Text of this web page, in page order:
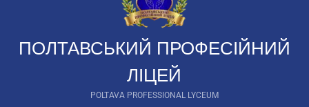
ПОЛТАВСЬКИЙ ПРОФЕСІЙНИЙ
ЛІЦЕЙ
POLTAVA PROFESSIONAL LYCEUM